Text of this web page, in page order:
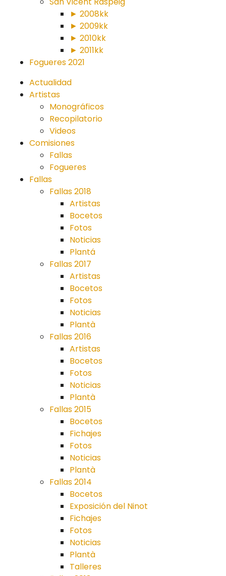
► 2008kk
► 2009kk
► 2010kk
► 2011kk
Fogueres 2021
Actualidad
Artistas
Monográficos
Recopilatorio
Videos
Comisiones
Fallas
Fogueres
Fallas
Fallas 2018
Artistas
Bocetos
Fotos
Noticias
Plantá
Fallas 2017
Artistas
Bocetos
Fotos
Noticias
Plantà
Fallas 2016
Artistas
Bocetos
Fotos
Noticias
Plantà
Fallas 2015
Bocetos
Fichajes
Fotos
Noticias
Plantà
Fallas 2014
Bocetos
Exposición del Ninot
Fichajes
Fotos
Noticias
Plantà
Talleres